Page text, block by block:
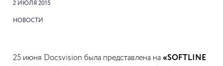
2 ИЮЛЯ 2015
НОВОСТИ
25 июня Docsvision была представлена на «SOFTLINE